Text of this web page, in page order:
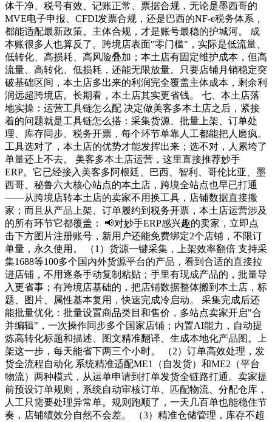
体干净、税号有效、记账正常、票据合规，无论是墨西哥的
MVE电子申报、CFDI发票合规，还是巴西的NF-e税务体系，
都能适配最新政策。主体合规，才是账号最稳的护城河。 成
本账很多人也算反了。跨境店表面"零门槛"，实际是低流量、
低转化、高损耗、高风险叠加；本土店有固定维护成本，但高
流量、高转化、低损耗，还能无限放量。只要店铺月销稳定突
破基础区间，本土店多出来的利润完全覆盖主体成本，剩余利
润远超跨境店。长期看，本土店其实更省钱。 七、本土店落
地实操：运营工具链怎么配 决定做美客多本土店之后，紧接
着的问题就是工具链怎么搭：采集货源、批量上架、订单处
理、库存同步、税务开票，每个环节单靠人工都能把人磨疯。
工具选对了，本土店的优势才能发挥出来；选不对，人累垮了
单量还上不去。 美客多本土店运营，这里直接推荐妙手
ERP。它已经接入美客多阿根廷、巴西、智利、哥伦比亚、墨
西哥、秘鲁六大核心站点的本土店，跨境全站点也早已打通
——从跨境店转本土店的卖家不用换工具，店铺数据直接搬
家；而且从产品上架、订单履约到税务开票，本土店运营涉及
的所有环节它都覆盖： 📢对妙手ERP感兴趣的卖家，立即点
击下方图片注册账号，新用户还能免费绑定2个店铺，不限订
单量，永久使用。 （1）货源一键采集，上架效率翻倍 支持采
集1688等100多个国内外货源平台的产品，看到合适的直接拉
进店铺，不用逐条手动复制粘贴；手里有现成产品的，批量导
入更省事；有跨境店基础的，把店铺数据整体搬到本土店，标
题、图片、属性基本复用，快速完成冷启动。 采集完成后还
能批量优化：批量设置商品类目和售价，多站点卖家开启"合
并编辑"，一次操作同步多个国家店铺；内置AI能力，自动提
炼高转化标题和描述、图文精准翻译、生成本地化产品图。上
架这一步，每天能省下两三个小时。 （2）订单高效处理，发
货全流程自动化 系统精准适配ME1（自发货）和ME2（平台
物流）两种模式，从运单申请到打单发货全链路打通。卖家提
前预设订单规则，系统自动审核订单、匹配物流、分配仓库，
人工只需要处理异常单。规则跑顺了，一天几百单也能稳住节
奏，店铺绩效分自然不会差。 （3）精准仓储管理，库存不超